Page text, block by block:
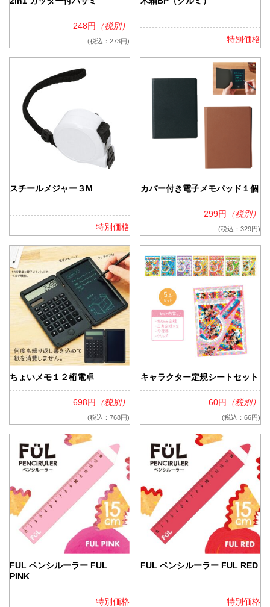
248円 （税別）
(税込：273円) 特別価格
スチールメジャー３M
特別価格
カバー付き電子メモパッド１個
299円 （税別）
(税込：329円)
ちょいメモ１２桁電卓
698円 （税別）
(税込：768円)
キャラクター定規シートセット
60円 （税別）
(税込：66円)
FUL ペンシルーラー FUL
PINK
特別価格
FUL ペンシルーラー FUL RED
特別価格